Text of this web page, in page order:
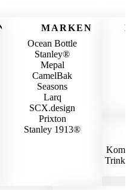
MARKEN
Ocean Bottle
Stanley®
Mepal
CamelBak
Seasons
Larq
SCX.design
Prixton
Stanley 1913®